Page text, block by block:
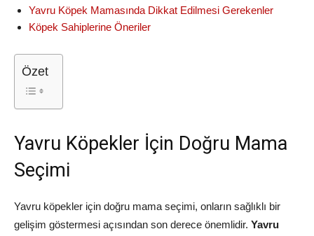
Yavru Köpek Mamasında Dikkat Edilmesi Gerekenler
Köpek Sahiplerine Öneriler
Özet
Yavru Köpekler İçin Doğru Mama
Seçimi
Yavru köpekler için doğru mama seçimi, onların sağlıklı bir
gelişim göstermesi açısından son derece önemlidir. Yavru